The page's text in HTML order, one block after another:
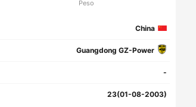
Peso
China
Guangdong GZ-Power
-
23(01-08-2003)